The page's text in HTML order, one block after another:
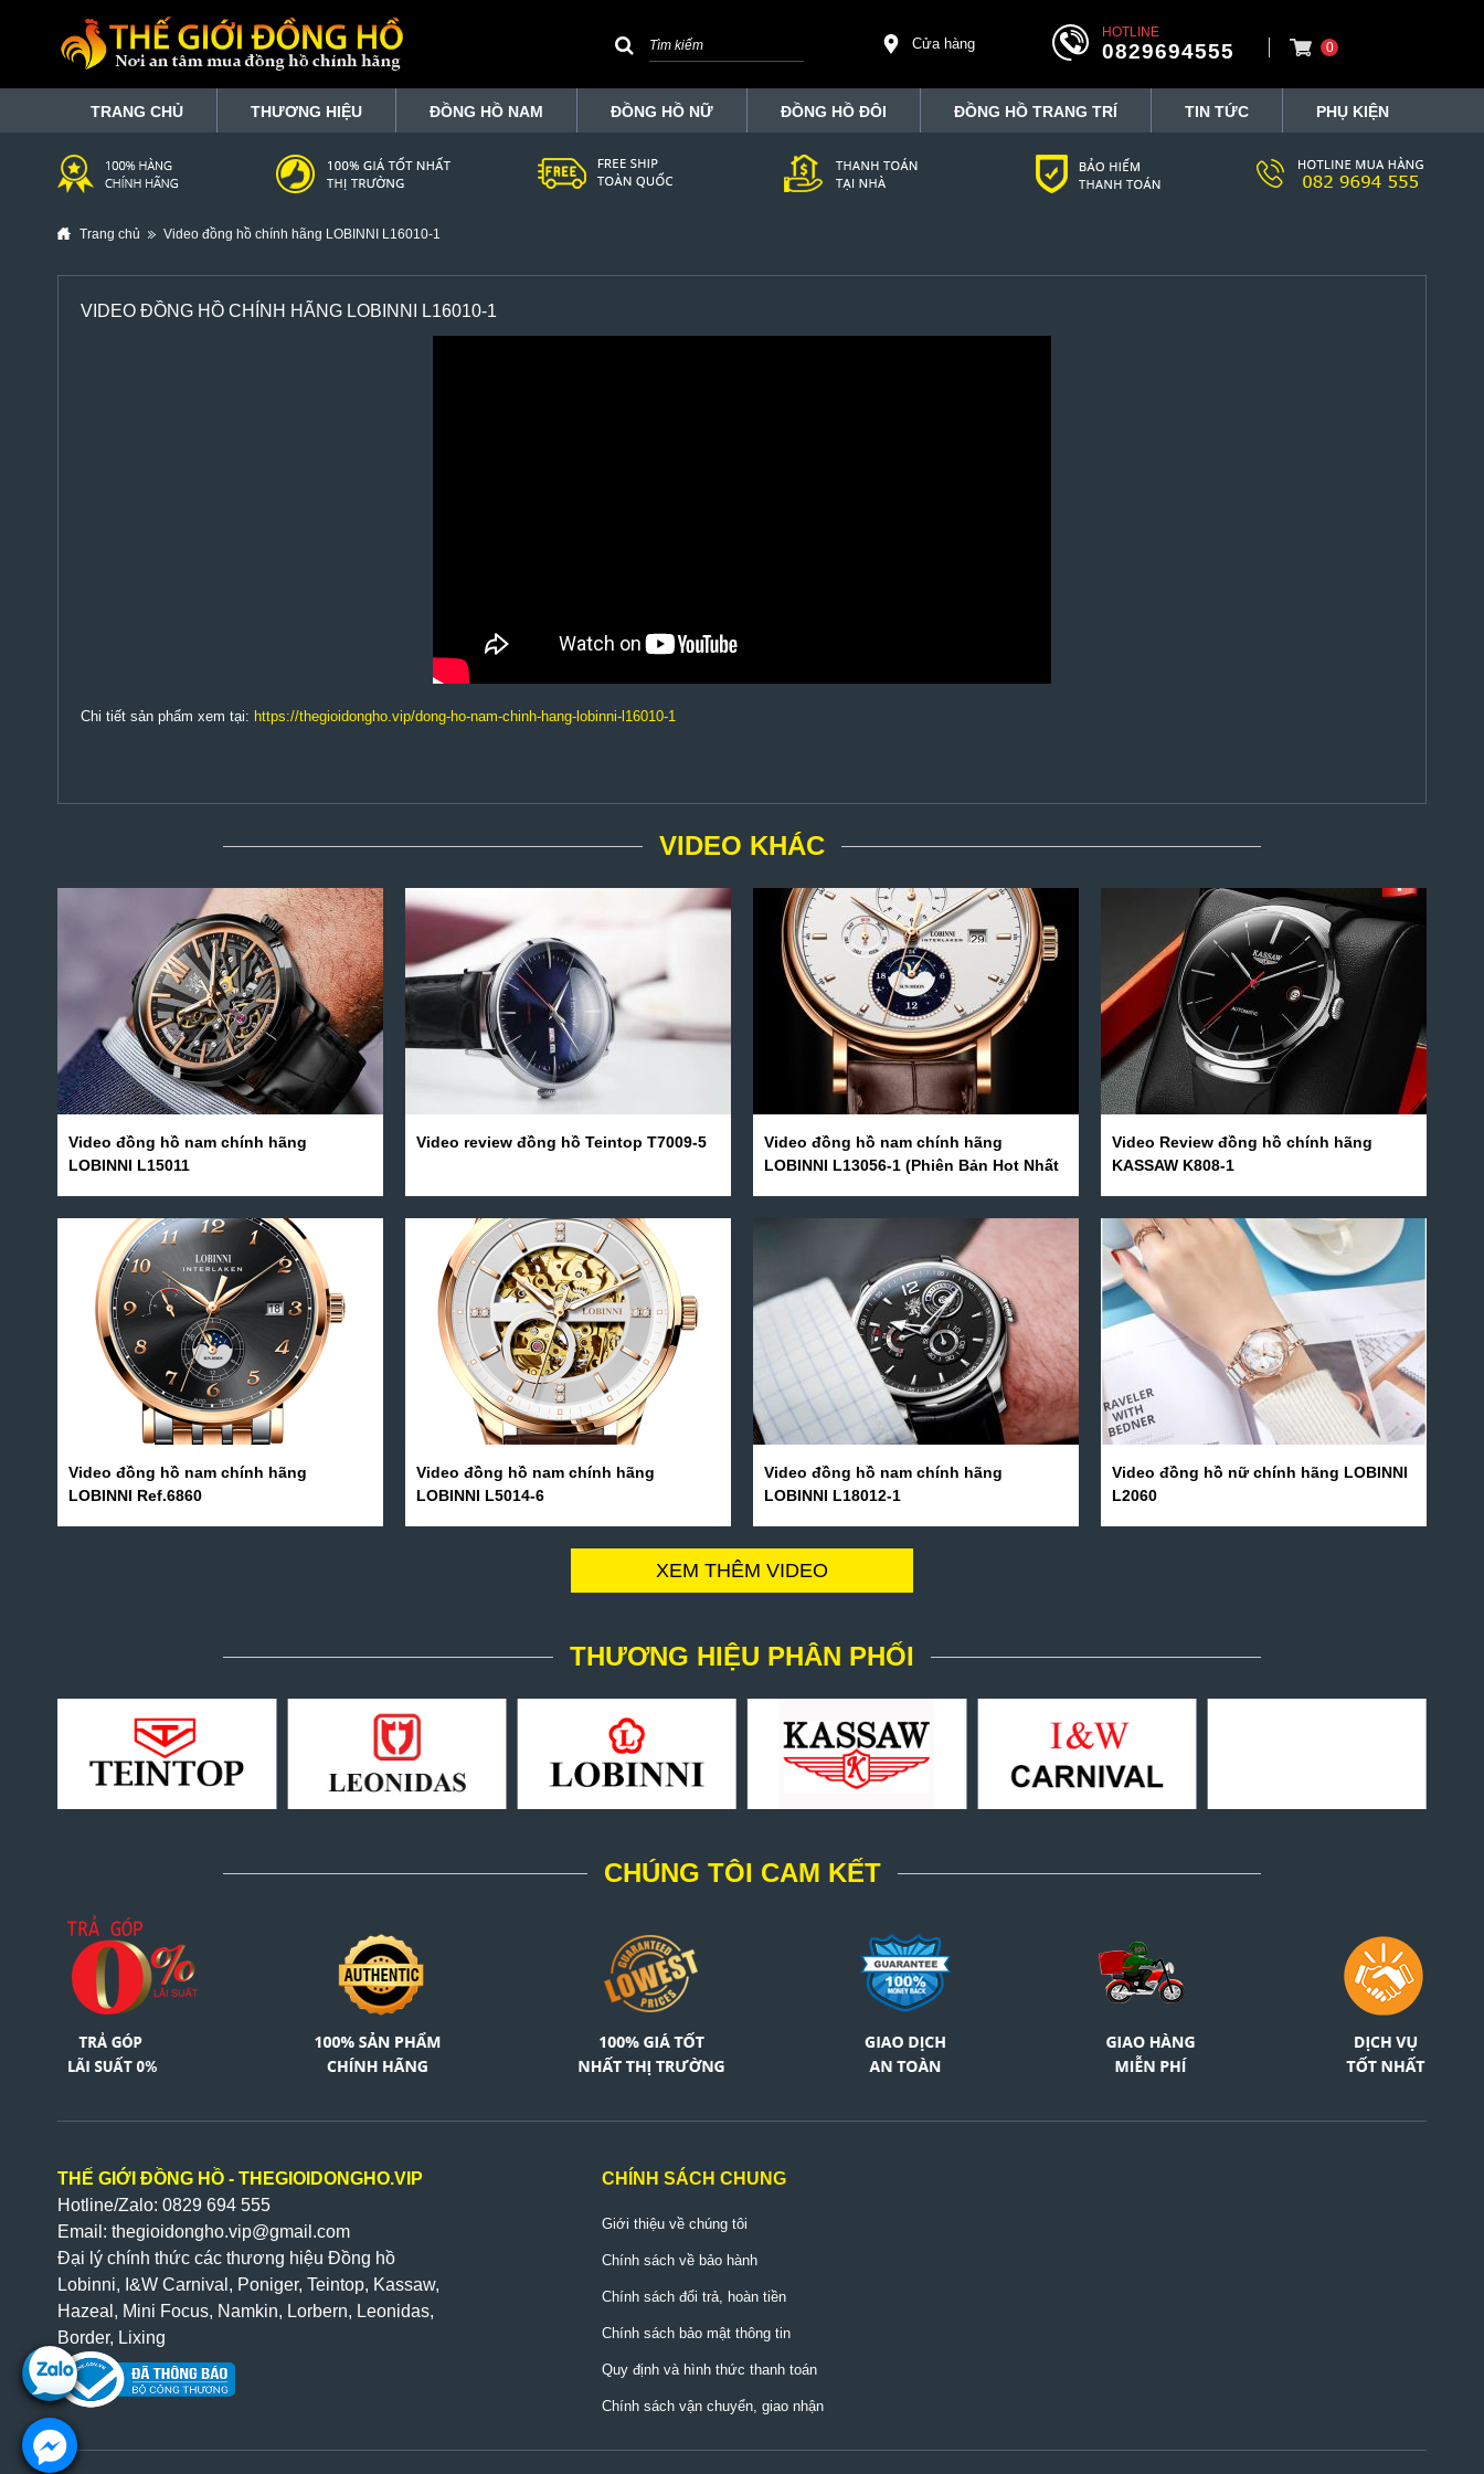
Cửa hàng
HOTLINE
0829694555 0
TRANG CHỦ THƯƠNG HIỆU ĐỒNG HỒ NAM ĐỒNG HỒ NỮ ĐỒNG HỒ ĐÔI ĐỒNG HỒ TRANG TRÍ TIN TỨC PHỤ KIỆN
Trang chủ Video đồng hồ chính hãng LOBINNI L16010-1
VIDEO ĐỒNG HỒ CHÍNH HÃNG LOBINNI L16010-1
Chi tiết sản phẩm xem tại: https://thegioidongho.vip/dong-ho-nam-chinh-hang-lobinni-l16010-1
VIDEO KHÁC
Video đồng hồ nam chính hãng
LOBINNI L15011
Video review đồng hồ Teintop T7009-5
Video đồng hồ nam chính hãng
LOBINNI L13056-1 (Phiên Bản Hot Nhất
Video Review đồng hồ chính hãng
KASSAW K808-1
Video đồng hồ nam chính hãng
LOBINNI Ref.6860
Video đồng hồ nam chính hãng
LOBINNI L5014-6
Video đồng hồ nam chính hãng
LOBINNI L18012-1
Video đồng hồ nữ chính hãng LOBINNI
L2060
XEM THÊM VIDEO
THƯƠNG HIỆU PHÂN PHỐI
CHÚNG TÔI CAM KẾT
THẾ GIỚI ĐỒNG HỒ - THEGIOIDONGHO.VIP
Hotline/Zalo: 0829 694 555
Email: thegioidongho.vip@gmail.com
Đại lý chính thức các thương hiệu Đồng hồ
Lobinni, I&W Carnival, Poniger, Teintop, Kassaw,
Hazeal, Mini Focus, Namkin, Lorbern, Leonidas,
Border, Lixing
CHÍNH SÁCH CHUNG
Giới thiệu về chúng tôi
Chính sách về bảo hành
Chính sách đổi trả, hoàn tiền
Chính sách bảo mật thông tin
Quy định và hình thức thanh toán
Chính sách vận chuyển, giao nhận